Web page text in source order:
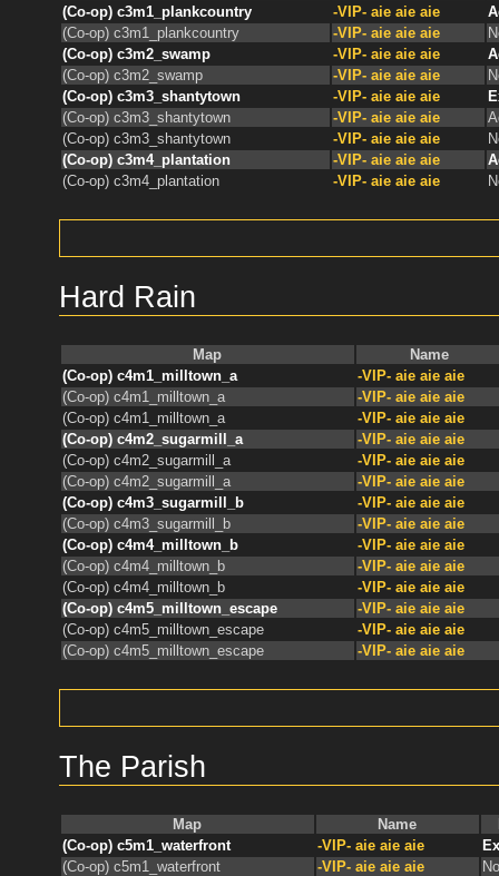
(Co-op) c3m1_plankcountry
-VIP- aie aie aie
(Co-op) c3m1_plankcountry
-VIP- aie aie aie
(Co-op) c3m2_swamp
-VIP- aie aie aie
(Co-op) c3m2_swamp
-VIP- aie aie aie
(Co-op) c3m3_shantytown
-VIP- aie aie aie
(Co-op) c3m3_shantytown
-VIP- aie aie aie
(Co-op) c3m3_shantytown
-VIP- aie aie aie
(Co-op) c3m4_plantation
-VIP- aie aie aie
(Co-op) c3m4_plantation
-VIP- aie aie aie
Hard Rain
Map
Name
(Co-op) c4m1_milltown_a
-VIP- aie aie aie
(Co-op) c4m1_milltown_a
-VIP- aie aie aie
(Co-op) c4m1_milltown_a
-VIP- aie aie aie
(Co-op) c4m2_sugarmill_a
-VIP- aie aie aie
(Co-op) c4m2_sugarmill_a
-VIP- aie aie aie
(Co-op) c4m2_sugarmill_a
-VIP- aie aie aie
(Co-op) c4m3_sugarmill_b
-VIP- aie aie aie
(Co-op) c4m3_sugarmill_b
-VIP- aie aie aie
(Co-op) c4m4_milltown_b
-VIP- aie aie aie
(Co-op) c4m4_milltown_b
-VIP- aie aie aie
(Co-op) c4m4_milltown_b
-VIP- aie aie aie
(Co-op) c4m5_milltown_escape
-VIP- aie aie aie
(Co-op) c4m5_milltown_escape
-VIP- aie aie aie
(Co-op) c4m5_milltown_escape
-VIP- aie aie aie
The Parish
Map Name
(Co-op) c5m1_waterfront
-VIP- aie aie aie
(Co-op) c5m1_waterfront
-VIP- aie aie aie